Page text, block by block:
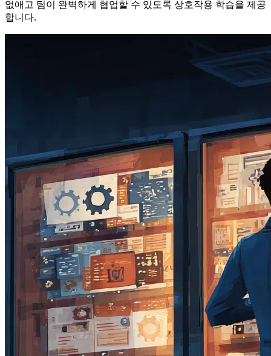
없애고 팀이 완벽하게 협업할 수 있도록 상호작용 학습을 제공
합니다.